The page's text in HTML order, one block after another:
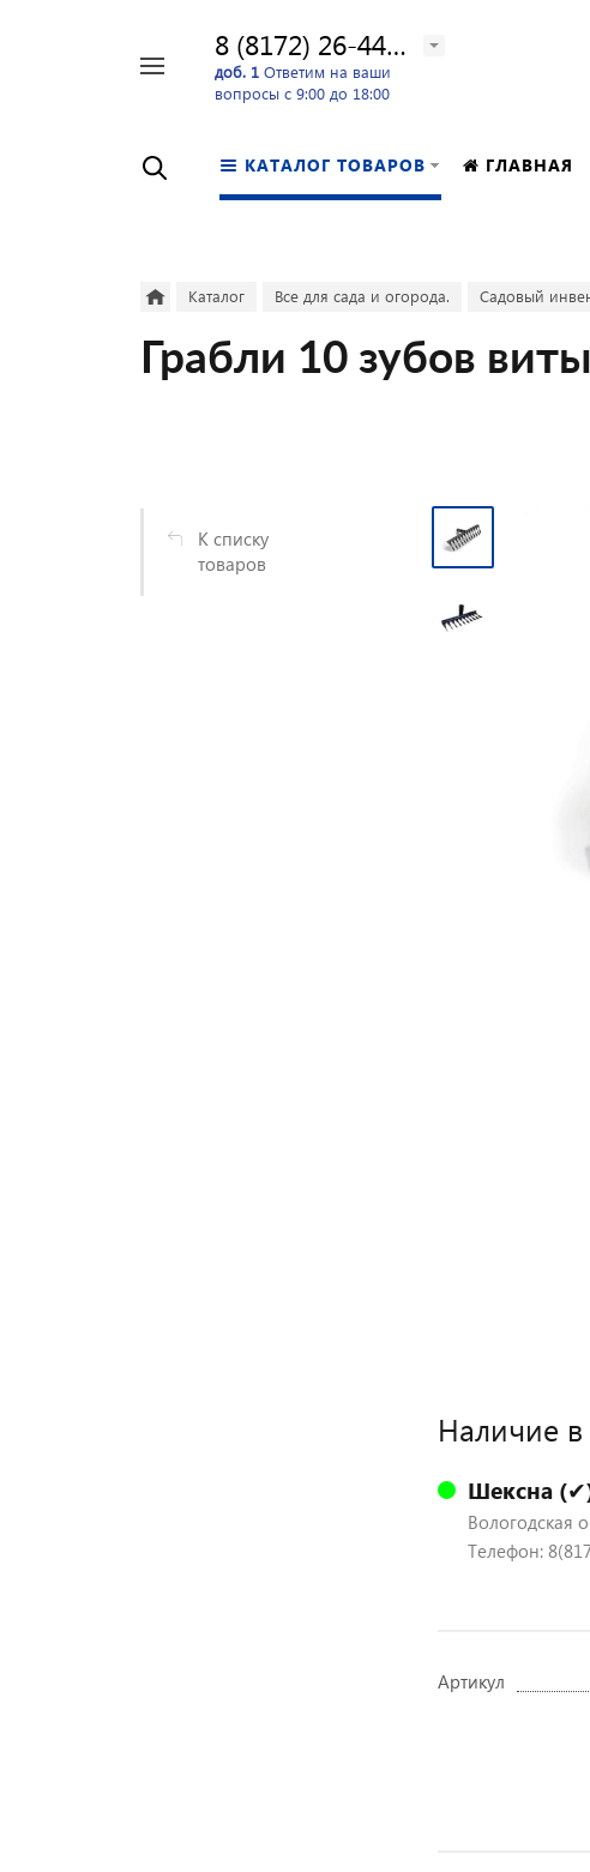
8 (8172) 26-44-24
доб. 1 Ответим на ваши
вопросы с 9:00 до 18:00
КАТАЛОГ ТОВАРОВ ГЛАВНАЯ
Каталог Все для сада и огорода. Садовый
Грабли 10 зубов
К списку
товаров
Наличие в
Шексна
Вологодская
Телефон:
Артикул